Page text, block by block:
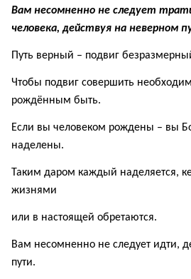
Вам несомненно не следует
человека, действуя на неверном
Путь верный – подвиг
Чтобы подвиг совершить
рождённым быть.
Если вы человеком рождены – вы
наделены.
Таким даром каждый наделяется,
жизнями
или в настоящей обретаются.
Вам несомненно не следует идти,
пути.